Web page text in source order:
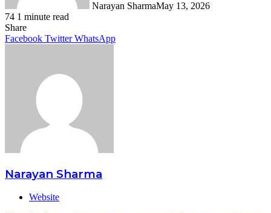
Narayan SharmaMay 13, 2026
74 1 minute read
Share
Facebook Twitter WhatsApp
Narayan Sharma
Website